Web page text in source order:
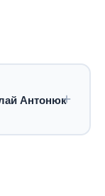
Антонюк